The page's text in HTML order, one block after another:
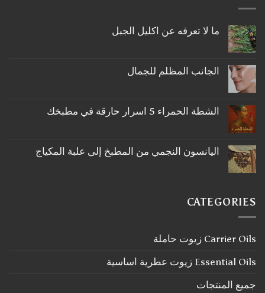
ما لا تعرفه عن اكليل الجبل
على
ما
اكليل
الجبل
الجانب المظلم للجمال
على
الجانب
الشطة الحمراء 5 اسرار حارقة في مطبخك
على
الشطة
في
مطبخك
اليانسون النجمي من المطبخ إلى علبة المكياج
اليانسون
النجمي
علبة
المكياج
CATEGORIES
Carrier Oils زيوت حاملة
Essential Oils زيوت عطرية اساسية
جميع المنتجات